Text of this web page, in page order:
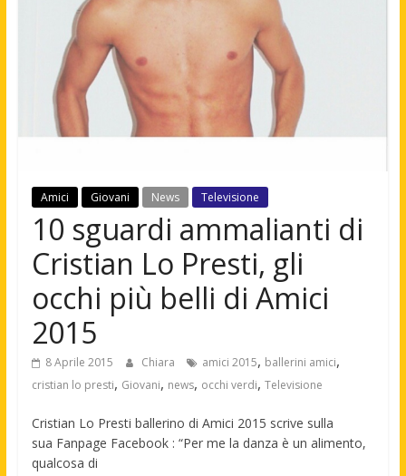
Amici Giovani News Televisione
10 sguardi ammalianti di
Cristian Lo Presti, gli
occhi più belli di Amici
2015
8 Aprile 2015 Chiara amici 2015, ballerini amici,
cristian lo presti, Giovani, news, occhi verdi, Televisione
Cristian Lo Presti ballerino di Amici 2015 scrive sulla
sua Fanpage Facebook : “Per me la danza è un alimento,
qualcosa di